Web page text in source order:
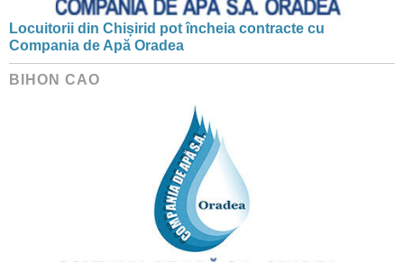
Locuitorii din Chișirid pot încheia contracte cu
Compania de Apă Oradea
BIHON CAO